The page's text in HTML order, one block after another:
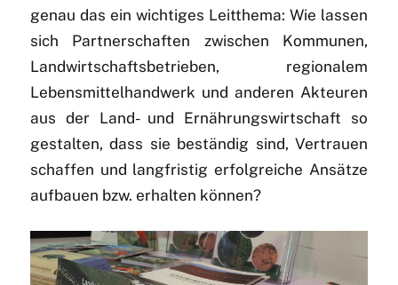
genau das ein wichtiges Leitthema: Wie lassen
sich Partnerschaften zwischen Kommunen,
Landwirtschaftsbetrieben, regionalem
Lebensmittelhandwerk und anderen Akteuren
aus der Land- und Ernährungswirtschaft so
gestalten, dass sie beständig sind, Vertrauen
schaffen und langfristig erfolgreiche Ansätze
aufbauen bzw. erhalten können?